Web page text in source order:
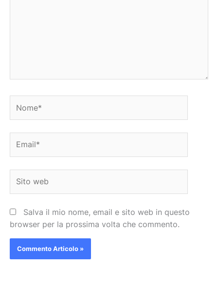
web
Salva il mio nome, email e sito web in questo
browser per la prossima volta che commento.